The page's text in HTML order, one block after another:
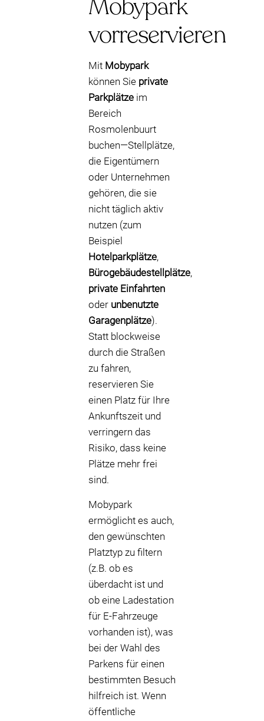
Mobypark
vorreservieren
Mit Mobypark
können Sie private
Parkplätze im
Bereich
Rosmolenbuurt
buchen—Stellplätze,
die Eigentümern
oder Unternehmen
gehören, die sie
nicht täglich aktiv
nutzen (zum
Beispiel
Hotelparkplätze,
Bürogebäudestellplätze,
private Einfahrten
oder unbenutzte
Garagenplätze).
Statt blockweise
durch die Straßen
zu fahren,
reservieren Sie
einen Platz für Ihre
Ankunftszeit und
verringern das
Risiko, dass keine
Plätze mehr frei
sind.
Mobypark
ermöglicht es auch,
den gewünschten
Platztyp zu filtern
(z.B. ob es
überdacht ist und
ob eine Ladestation
für E-Fahrzeuge
vorhanden ist), was
bei der Wahl des
Parkens für einen
bestimmten Besuch
hilfreich ist. Wenn
öffentliche